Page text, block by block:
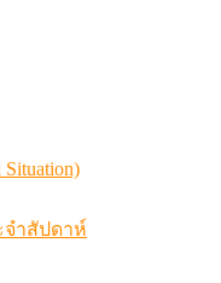
จำสัปดาห์